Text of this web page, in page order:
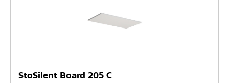
StoSilent Board 205 C